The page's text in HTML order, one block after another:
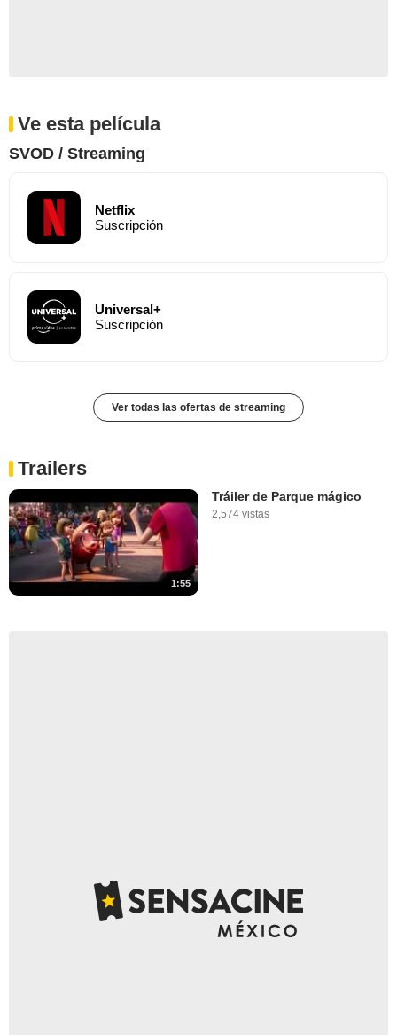
Ve esta película
SVOD / Streaming
Netflix
Suscripción
Universal+
Suscripción
Ver todas las ofertas de streaming
Trailers
1:55
Tráiler de Parque mágico
2,574 vistas